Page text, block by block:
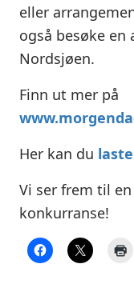
eller
også besøke
Nordsjøen.
Finn ut mer på
Her kan du
Vi ser frem til
konkurranse!